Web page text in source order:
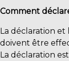
Comment
La déclaration
doivent être
La déclaration